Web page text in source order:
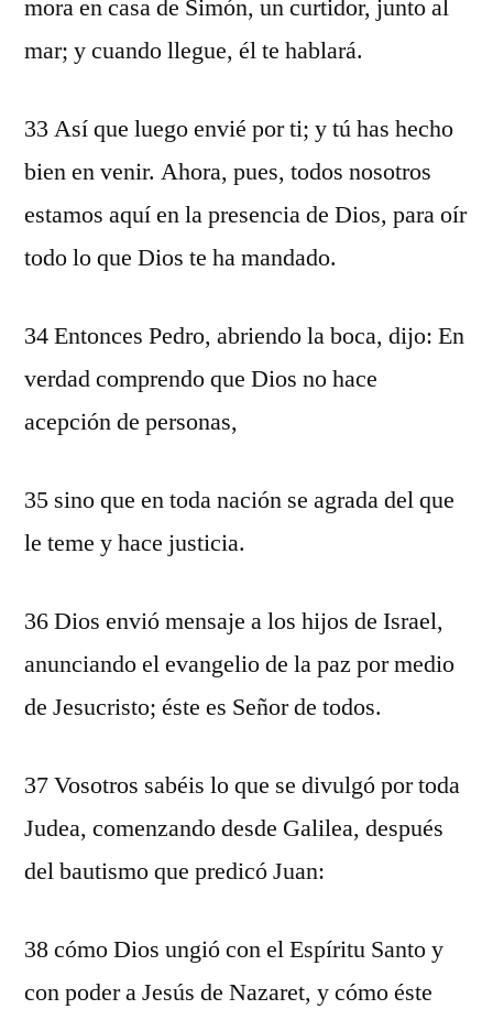
mora en casa de Simón, un curtidor, junto al
mar; y cuando llegue, él te hablará.
33 Así que luego envié por ti; y tú has hecho
bien en venir. Ahora, pues, todos nosotros
estamos aquí en la presencia de Dios, para oír
todo lo que Dios te ha mandado.
34 Entonces Pedro, abriendo la boca, dijo: En
verdad comprendo que Dios no hace
acepción de personas,
35 sino que en toda nación se agrada del que
le teme y hace justicia.
36 Dios envió mensaje a los hijos de Israel,
anunciando el evangelio de la paz por medio
de Jesucristo; éste es Señor de todos.
37 Vosotros sabéis lo que se divulgó por toda
Judea, comenzando desde Galilea, después
del bautismo que predicó Juan:
38 cómo Dios ungió con el Espíritu Santo y
con poder a Jesús de Nazaret, y cómo éste